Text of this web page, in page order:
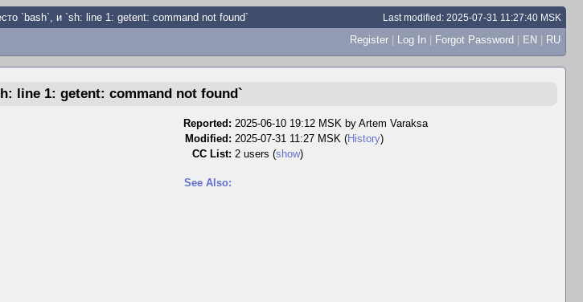
`bash`, и `sh: line 1: getent: command not found` Last modified: 2025-07-31 11:27:40 MSK
Register | Log In | Forgot Password | EN | RU
line 1: getent: command not found`
Reported: 2025-06-10 19:12 MSK by Artem Varaksa
Modified: 2025-07-31 11:27 MSK (History)
CC List: 2 users (show)
See Also: